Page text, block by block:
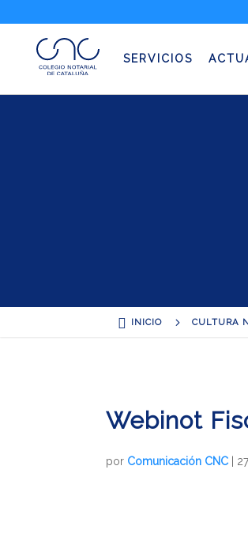
SERVICIOS
 INICIO 5 CULTURA
Webinot
por Comunicación CNC